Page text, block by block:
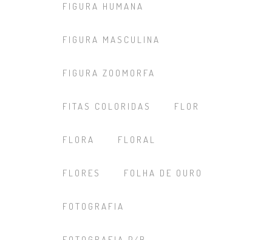
FIGURA HUMANA
FIGURA MASCULINA
FIGURA ZOOMORFA
FITAS COLORIDAS FLOR
FLORA FLORAL
FLORES FOLHA DE OURO
FOTOGRAFIA